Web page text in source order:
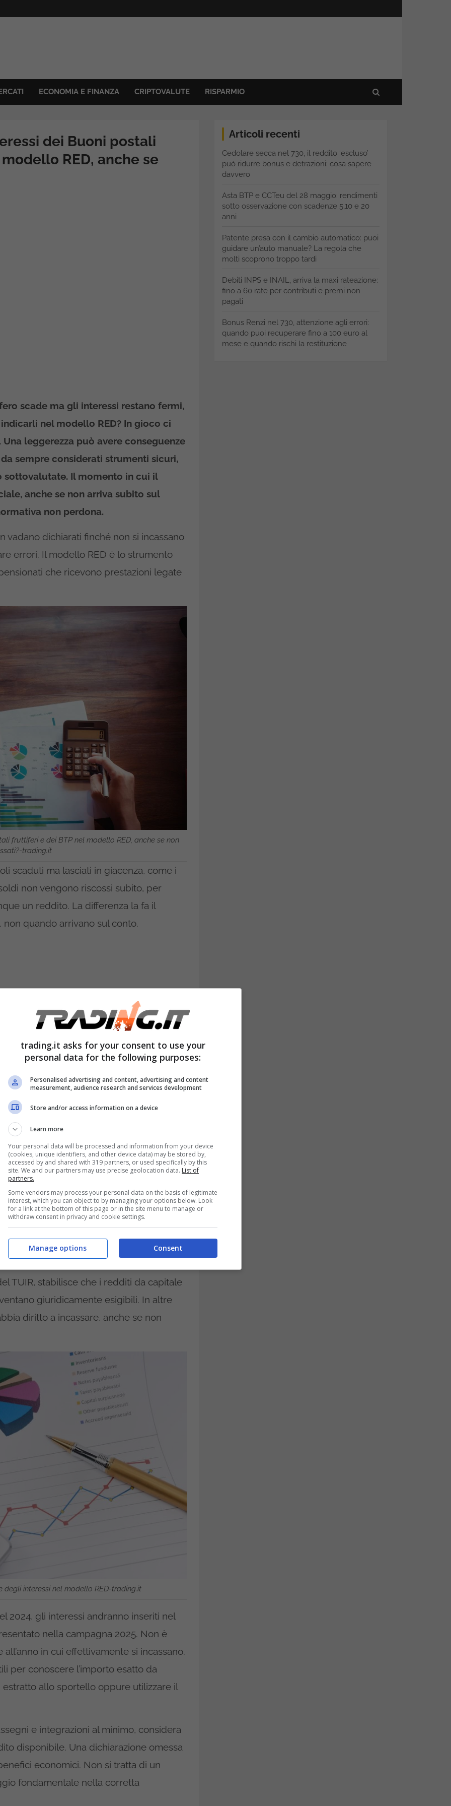
ECONOMIA E FINANZA CRIPTOVALUTE RISPARMIO
dei Buoni postali
RED, anche se
scade ma gli interessi restano fermi,
nel modello RED? In gioco ci
leggerezza può avere conseguenze
sempre considerati strumenti sicuri,
sottovalutate. Il momento in cui il
anche se non arriva subito sul
non perdona.
vadano dichiarati finché non si incassano
errori. Il modello RED è lo strumento
che ricevono prestazioni legate
fruttiferi e dei BTP nel modello RED, anche se non
trading.it
scaduti ma lasciati in giacenza, come i
non vengono riscossi subito, per
un reddito. La differenza la fa il
quando arrivano sul conto.
come i buoni postali deve quindi fare
perché proprio in quell’anno si
nel modello RED. Molti lo ignorano o lo
si fanno sentire con la
di rimborsi.
degli
RED
vanno dichiarati nel modello RED
a scadenza, indipendentemente dal
Questo perché la normativa fiscale
TUIR, stabilisce che i redditi da capitale
giuridicamente esigibili. In altre
diritto a incassare, anche se non
degli interessi nel modello RED-trading.it
2024, gli interessi andranno inseriti nel
nella campagna 2025. Non è
in cui effettivamente si incassano.
per conoscere l’importo esatto da
allo sportello oppure utilizzare il
e integrazioni al minimo, considera
disponibile. Una dichiarazione omessa
economici. Non si tratta di un
fondamentale nella corretta
Articoli recenti
Cedolare secca nel 730, il reddito ‘escluso’
può ridurre bonus e detrazioni: cosa sapere
davvero
Asta BTP e CCTeu del 28 maggio: rendimenti
sotto osservazione con scadenze 5,10 e 20
anni
Patente presa con il cambio automatico: puoi
guidare un’auto manuale? La regola che
molti scoprono troppo tardi
Debiti INPS e INAIL, arriva la maxi rateazione:
fino a 60 rate per contributi e premi non
pagati
Bonus Renzi nel 730, attenzione agli errori:
quando puoi recuperare fino a 100 euro al
mese e quando rischi la restituzione
trading.it asks for your consent to use your
personal data for the following purposes:
Personalised advertising and content, advertising and content
measurement, audience research and services development
Store and/or access information on a device
Learn more
Your personal data will be processed and information from your device
(cookies, unique identifiers, and other device data) may be stored by,
accessed by and shared with 319 partners, or used specifically by this
site. We and our partners may use precise geolocation data. List of
partners.
Some vendors may process your personal data on the basis of legitimate
interest, which you can object to by managing your options below. Look
for a link at the bottom of this page or in the site menu to manage or
withdraw consent in privacy and cookie settings.
Consent
Manage options